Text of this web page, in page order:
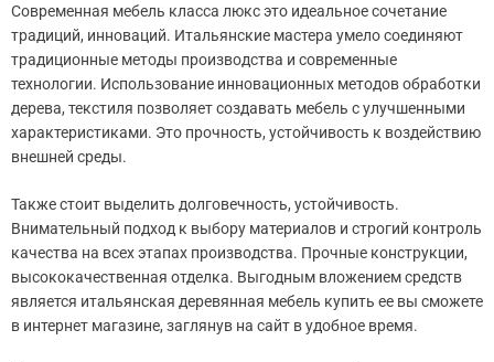
Современная мебель класса люкс это идеальное сочетание
традиций, инноваций. Итальянские мастера умело соединяют
традиционные методы производства и современные
технологии. Использование инновационных методов обработки
дерева, текстиля позволяет создавать мебель с улучшенными
характеристиками. Это прочность, устойчивость к воздействию
внешней среды.
Также стоит выделить долговечность, устойчивость.
Внимательный подход к выбору материалов и строгий контроль
качества на всех этапах производства. Прочные конструкции,
высококачественная отделка. Выгодным вложением средств
является итальянская деревянная мебель купить ее вы сможете
в интернет магазине, заглянув на сайт в удобное время.